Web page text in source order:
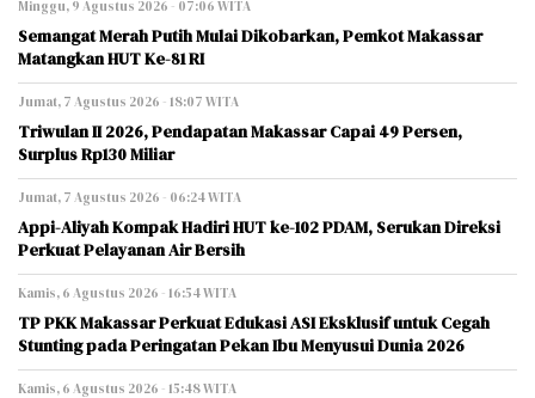
Minggu, 9 Agustus 2026 - 07:06 WITA
Semangat Merah Putih Mulai Dikobarkan, Pemkot Makassar
Matangkan HUT Ke-81 RI
Jumat, 7 Agustus 2026 - 18:07 WITA
Triwulan II 2026, Pendapatan Makassar Capai 49 Persen,
Surplus Rp130 Miliar
Jumat, 7 Agustus 2026 - 06:24 WITA
Appi-Aliyah Kompak Hadiri HUT ke-102 PDAM, Serukan Direksi
Perkuat Pelayanan Air Bersih
Kamis, 6 Agustus 2026 - 16:54 WITA
TP PKK Makassar Perkuat Edukasi ASI Eksklusif untuk Cegah
Stunting pada Peringatan Pekan Ibu Menyusui Dunia 2026
Kamis, 6 Agustus 2026 - 15:48 WITA